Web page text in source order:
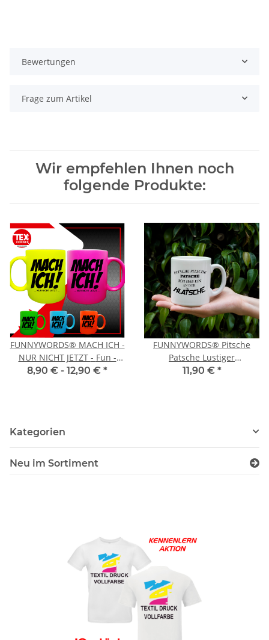
Bewertungen
Frage zum Artikel
Wir empfehlen Ihnen noch
folgende Produkte:
FUNNYWORDS® MACH ICH -
NUR NICHT JETZT - Fun -
NEON - Tasse -
8,90 € - 12,90 € *
FUNNYWORDS® Pitsche
Patsche Lustiger
Kaffeebecher
11,90 € *
Kategorien
Neu im Sortiment